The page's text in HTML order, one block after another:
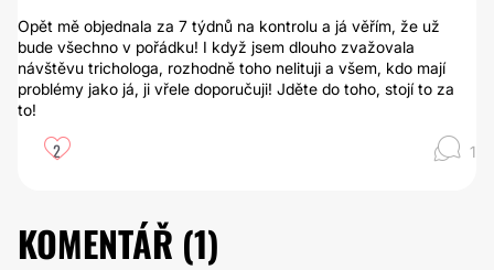
Opět mě objednala za 7 týdnů na kontrolu a já věřím, že už
bude všechno v pořádku! I když jsem dlouho zvažovala
návštěvu trichologa, rozhodně toho nelituji a všem, kdo mají
problémy jako já, ji vřele doporučuji! Jděte do toho, stojí to za
to!
2 1
KOMENTÁŘ (1)